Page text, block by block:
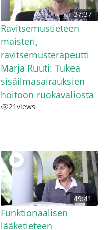
37:37
Ravitsemustieteen
maisteri,
ravitsemusterapeutti
Marja Ruuti: Tukea
sisäilmasairauksien
hoitoon ruokavaliosta
21views
49:41
Funktionaalisen
lääketieteen